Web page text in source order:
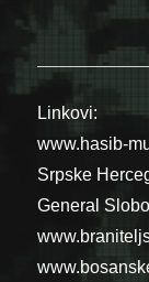
Linkovi:
www.hasib-
Srpske
General